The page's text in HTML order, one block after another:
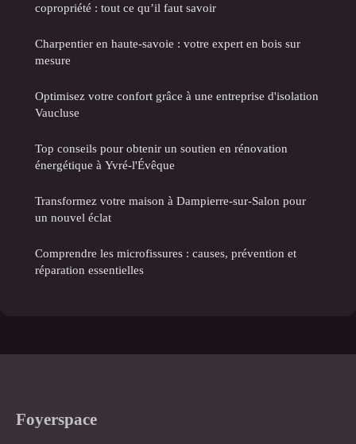
copropriété : tout ce qu’il faut savoir
Charpentier en haute-savoie : votre expert en bois sur
mesure
Optimisez votre confort grâce à une entreprise d'isolation
Vaucluse
Top conseils pour obtenir un soutien en rénovation
énergétique à Yvré-l'Évêque
Transformez votre maison à Dampierre-sur-Salon pour
un nouvel éclat
Comprendre les microfissures : causes, prévention et
réparation essentielles
Foyerspace